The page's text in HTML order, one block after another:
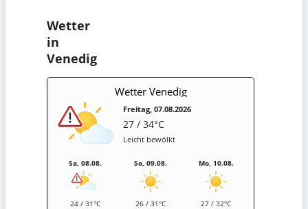
Wetter
in
Venedig
Wetter Venedig
Freitag, 07.08.2026
27 / 34°C
Leicht bewölkt
Sa, 08.08.
24 / 31°C
So, 09.08.
26 / 31°C
Mo, 10.08.
27 / 32°C